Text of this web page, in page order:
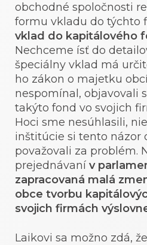
obchodné spoločnosti
formu vkladu do týchto
vklad do kapitálového
Nechceme ísť do
špeciálny vklad má
ho zákon o majetku
nespomínal, objavovali
takýto fond vo svojich
Hoci sme nesúhlasili,
inštitúcie si tento názor
považovali za problém.
prejednávaní v
zapracovaná malá
obce tvorbu
svojich firmách
Laikovi sa možno zdá,